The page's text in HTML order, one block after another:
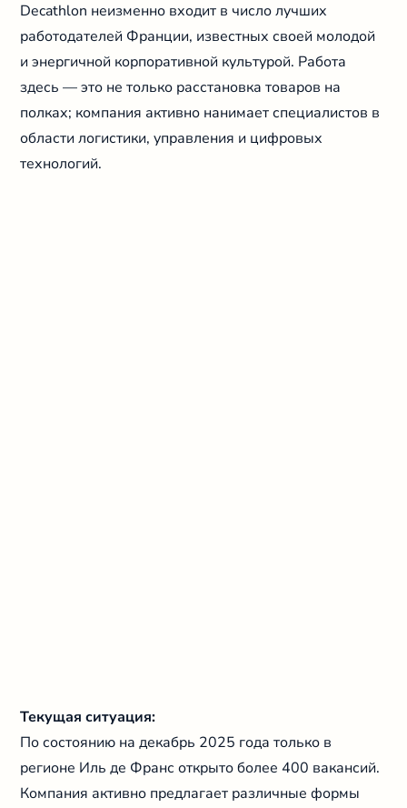
Decathlon неизменно входит в число лучших
работодателей Франции, известных своей молодой
и энергичной корпоративной культурой. Работа
здесь — это не только расстановка товаров на
полках; компания активно нанимает специалистов в
области логистики, управления и цифровых
технологий.
Текущая ситуация:
По состоянию на декабрь 2025 года только в
регионе Иль де Франс открыто более 400 вакансий.
Компания активно предлагает различные формы